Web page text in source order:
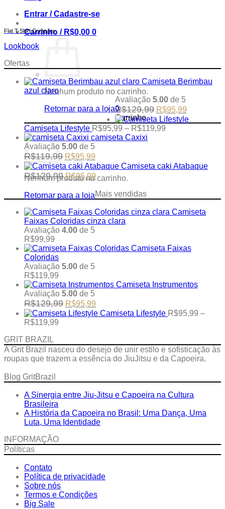
Entrar / Cadastre-se
Carrinho / R$0,00 0
Nenhum produto no carrinho.
Retornar para a loja0
Carrinho
Nenhum produto no carrinho.
Retornar para a loja
Flat T-Shirt Company
Lookbook
Ofertas
Camiseta Berimbau
azul claro
Avaliação 5.00 de 5
R$129,99 Original
price
was:
R$95,99
price
is:
Camiseta Lifestyle R$95,99 – R$119,99
R$119,99
camiseta Caxixi
Avaliação 5.00 de 5
R$119,99 Original
price
was:
R$119,99.
R$95,99
price
is:
R$95,99.
Camiseta caki Atabaque
R$129,99Original
price
was:
R$129,99.
R$95,99 Current
price
is:
R$95,99.
Mais vendidas
Camiseta
Faixas Coloridas cinza clara
Avaliação 4.00 de 5
R$99,99
Camiseta Faixas
Coloridas
Avaliação 5.00 de 5
R$119,99
Camiseta Instrumentos
Avaliação 5.00 de 5
R$129,99 Original
price
R$95,99
price
Camiseta Lifestyle R$95,99 –
R$119,99
through
R$119,99
GRIT BRAZIL
A Grit Brazil nasceu do desejo de unir estilo e sofisticação às
roupas que trazem a essência do JiuJitsu e da Capoeira.
Blog GritBrazil
A Sinergia entre Jiu-Jitsu e Capoeira na Cultura
Brasileira
A História da Capoeira no Brasil: Uma Dança, Uma
Luta, Uma Identidade
INFORMAÇÃO
Políticas
Contato
Política de privacidade
Sobre nós
Termos e Condições
Big Sale